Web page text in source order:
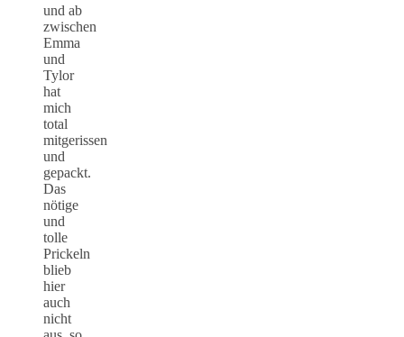
und ab
zwischen
Emma
und
Tylor
hat
mich
total
mitgerissen
und
gepackt.
Das
nötige
und
tolle
Prickeln
blieb
hier
auch
nicht